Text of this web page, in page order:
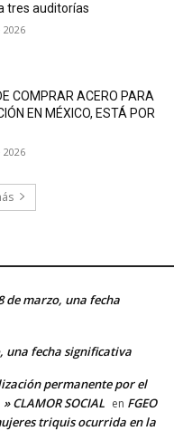
tres auditorías
COMPRAR ACERO PARA
EN MÉXICO, ESTÁ POR
de marzo, una fecha
una fecha significativa
permanente por el
CLAMOR SOCIAL en FGEO
triquis ocurrida en la